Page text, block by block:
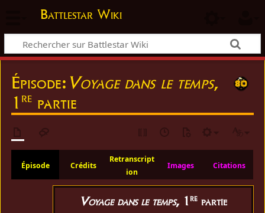
Battlestar Wiki
Épisode:Voyage dans le temps,
1 re partie
Épisode Crédits
Retranscript
ion
Images Citations
Voyage dans le temps, 1repartie